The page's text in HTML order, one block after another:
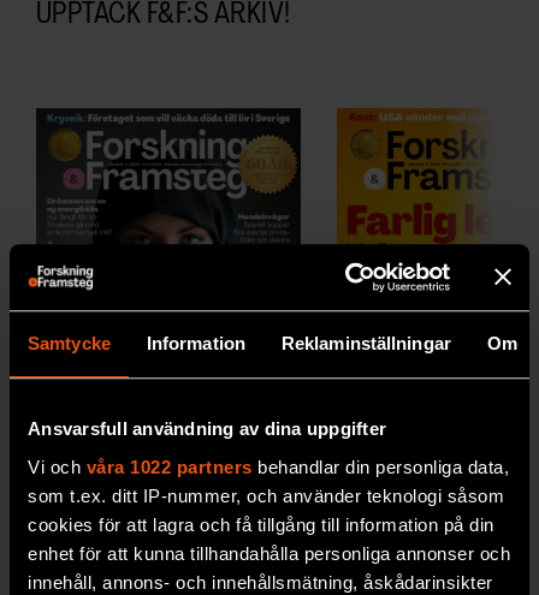
Samtycke Information Reklaminställningar Om
Ansvarsfull användning av dina uppgifter
Vi och våra 1022 partners behandlar din personliga data,
som t.ex. ditt IP-nummer, och använder teknologi såsom
cookies för att lagra och få tillgång till information på din
enhet för att kunna tillhandahålla personliga annonser och
innehåll, annons- och innehållsmätning, åskådarinsikter
UPPTÄCK F&F:S ARKIV!
2026/5 2026/4